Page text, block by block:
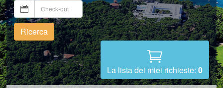
Ricerca
La lista dei miei richieste: 0